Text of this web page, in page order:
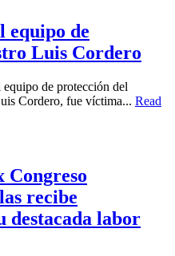
equipo de
Luis Cordero
equipo de protección del
Cordero, fue víctima... Read
Congreso
recibe
destacada labor